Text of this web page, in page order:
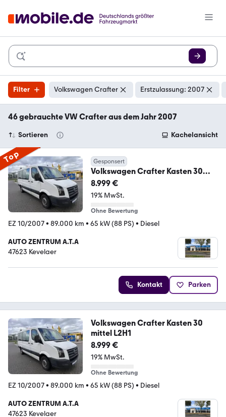
Filter Volkswagen Crafter Erstzulassung: 2007
46 gebrauchte VW Crafter aus dem Jahr 2007
Sortieren Kachelansicht
Top Gesponsert
Volkswagen Crafter Kasten 30
mittel L2H1
8.999 €
19% MwSt.
Ohne Bewertung
EZ 10/2007• 89.000 km • 65 kW (88 PS) • Diesel
AUTO ZENTRUM A.T.A
47623 Kevelaer
Kontakt Parken
Volkswagen Crafter Kasten 30
mittel L2H1
8.999 €
19% MwSt.
Ohne Bewertung
EZ 10/2007• 89.000 km • 65 kW (88 PS) • Diesel
AUTO ZENTRUM A.T.A
47623 Kevelaer